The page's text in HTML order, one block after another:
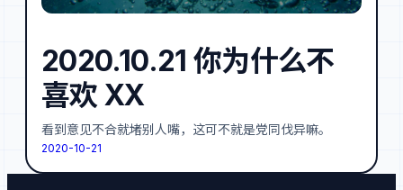
2020.10.21 你为什么不
喜欢 XX
看到意见不合就堵别人嘴，这可不就是党同伐异嘛。
2020-10-21